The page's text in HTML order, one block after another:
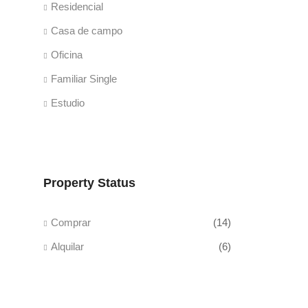
Residencial
Casa de campo
Oficina
Familiar Single
Estudio
Property Status
Comprar (14)
Alquilar (6)